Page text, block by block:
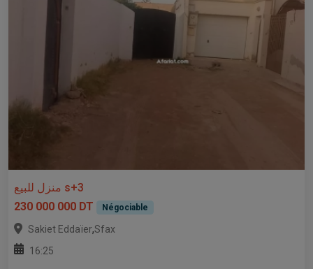
منزل للبيع s+3
230 000 000 DT
Négociable
Sakiet Eddaïer,Sfax
16:25